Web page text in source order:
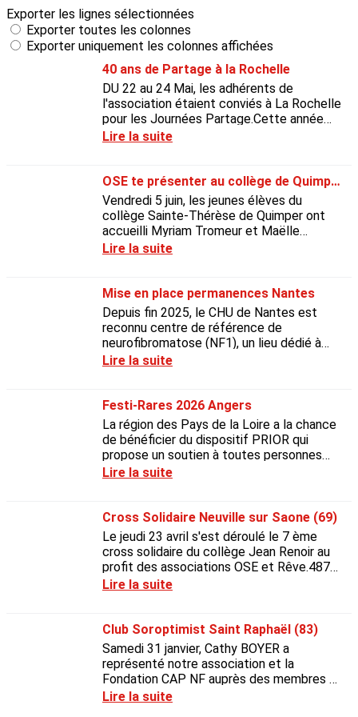
Exporter les lignes sélectionnées
Exporter toutes les colonnes
Exporter uniquement les colonnes affichées
40 ans de Partage à la Rochelle
DU 22 au 24 Mai, les adhérents de
l'association étaient conviés à La Rochelle
pour les Journées Partage.Cette année
ces journées venaient sonner le 40ème
Lire la suite
OSE te présenter au collège de Quimper (29)
Vendredi 5 juin, les jeunes élèves du
collège Sainte-Thérèse de Quimper ont
accueilli Myriam Tromeur et Maëlle
Walczak, déléguées dans le Finistère. Des
Lire la suite
Mise en place permanences Nantes
Depuis fin 2025, le CHU de Nantes est
reconnu centre de référence de
neurofibromatose (NF1), un lieu dédié à
l’accompagnement des patients et à la
Lire la suite
Festi-Rares 2026 Angers
La région des Pays de la Loire a la chance
de bénéficier du dispositif PRIOR qui
propose un soutien à toutes personnes
confrontées à une maladie rare vivant dans
Lire la suite
Cross Solidaire Neuville sur Saone (69)
Le jeudi 23 avril s'est déroulé le 7 ème
cross solidaire du collège Jean Renoir au
profit des associations OSE et Rêve.487
élèves ont couru, marché, rigolé et
Lire la suite
Club Soroptimist Saint Raphaël (83)
Samedi 31 janvier, Cathy BOYER a
représenté notre association et la
Fondation CAP NF auprès des membres du
Club Soroptimist de Saint-Raphaël (83) et
Lire la suite